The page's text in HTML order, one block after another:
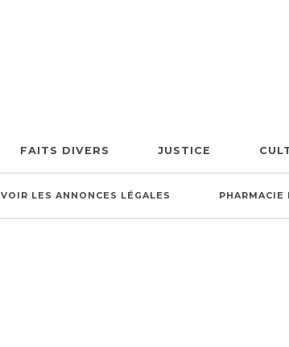
FAITS DIVERS JUSTICE
VOIR LES ANNONCES LÉGALES PHARMACIE